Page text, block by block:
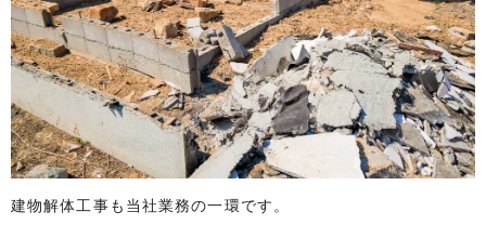
建物解体工事も当社業務の一環です。